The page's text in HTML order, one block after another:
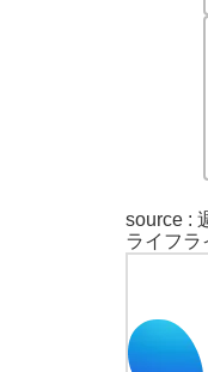
source :
ライフラ